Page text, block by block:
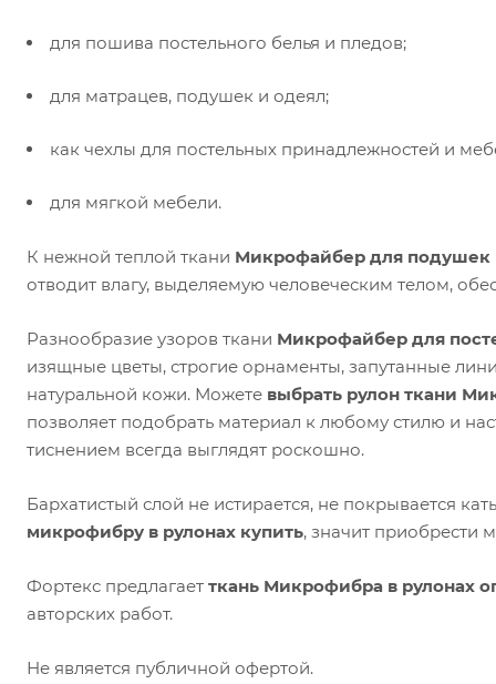
для пошива постельного белья и пледов;
для матрацев, подушек и одеял;
как чехлы для постельных принадлежностей и
для мягкой мебели.
К нежной теплой ткани Микрофайбер для подушек
отводит влагу, выделяемую человеческим телом,
Разнообразие узоров ткани Микрофайбер для
изящные цветы, строгие орнаменты, запутанные
натуральной кожи. Можете выбрать рулон ткани
позволяет подобрать материал к любому стилю и
тиснением всегда выглядят роскошно.
Бархатистый слой не истирается, не покрывается
микрофибру в рулонах купить, значит приобрести
Фортекс предлагает ткань Микрофибра в рулонах
авторских работ.
Не является публичной офертой.